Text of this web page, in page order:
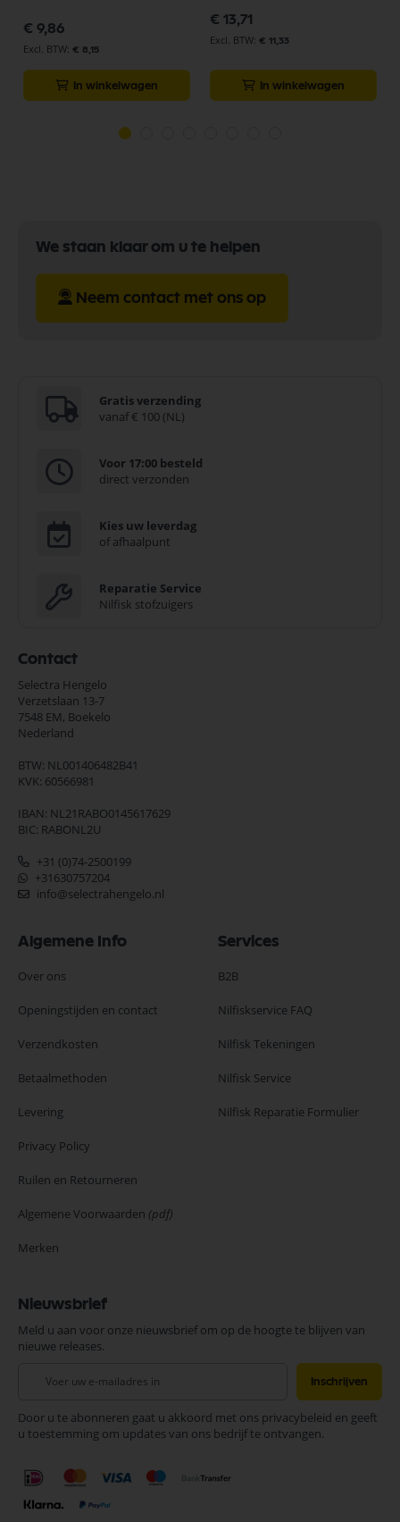
€ 9,86
€ 8,15
In winkelwagen
€ 13,71
€ 11,33
In winkelwagen
We staan klaar om u te helpen
Neem contact met ons op
Gratis verzending
vanaf € 100 (NL)
Voor 17:00 besteld
direct verzonden
Kies uw leverdag
of afhaalpunt
Reparatie Service
Nilfisk stofzuigers
Contact
Selectra Hengelo
Verzetslaan 13-7
7548 EM, Boekelo
Nederland
BTW: NL001406482B41
KVK: 60566981
IBAN: NL21RABO0145617629
BIC: RABONL2U
+31 (0)74-2500199
+31630757204
info@selectrahengelo.nl
Algemene Info
Over ons
Openingstijden en contact
Verzendkosten
Betaalmethoden
Levering
Privacy Policy
Ruilen en Retourneren
Algemene Voorwaarden (pdf)
Merken
Services
B2B
Nilfiskservice FAQ
Nilfisk Tekeningen
Nilfisk Service
Nilfisk Reparatie Formulier
Nieuwsbrief
Meld u aan voor onze nieuwsbrief om op de hoogte te blijven van
nieuwe releases.
onze
nieuwsbrief
Inschrijven
Door u te abonneren gaat u akkoord met ons privacybeleid en geeft
u toestemming om updates van ons bedrijf te ontvangen.